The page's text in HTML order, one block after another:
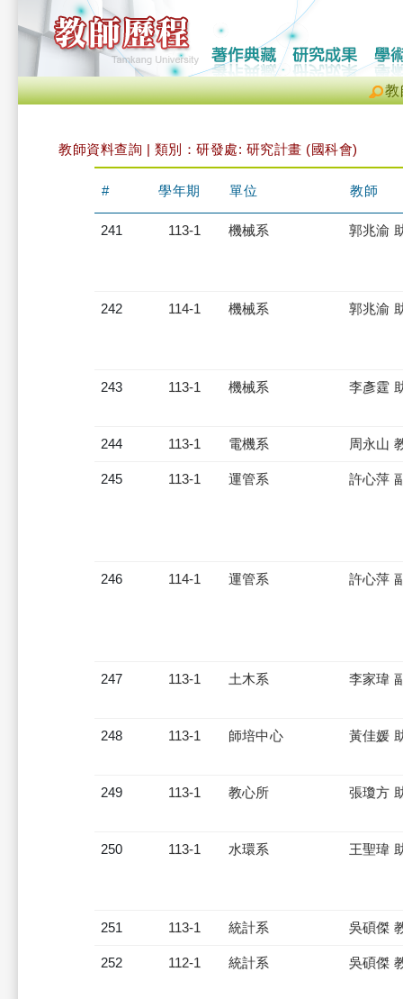
教
教師資料查詢 | 類別：研發處: 研究計畫 (國科會)
# 學年期 單位 教師
241 113-1 機械系 郭兆渝
242 114-1 機械系 郭兆渝
243 113-1 機械系 李彥霆
244 113-1 電機系 周永山
245 113-1 運管系 許心萍
246 114-1 運管系 許心萍
247 113-1 土木系 李家瑋
248 113-1 師培中心 黃佳媛
249 113-1 教心所 張瓊方
250 113-1 水環系 王聖瑋
251 113-1 統計系 吳碩傑
252 112-1 統計系 吳碩傑